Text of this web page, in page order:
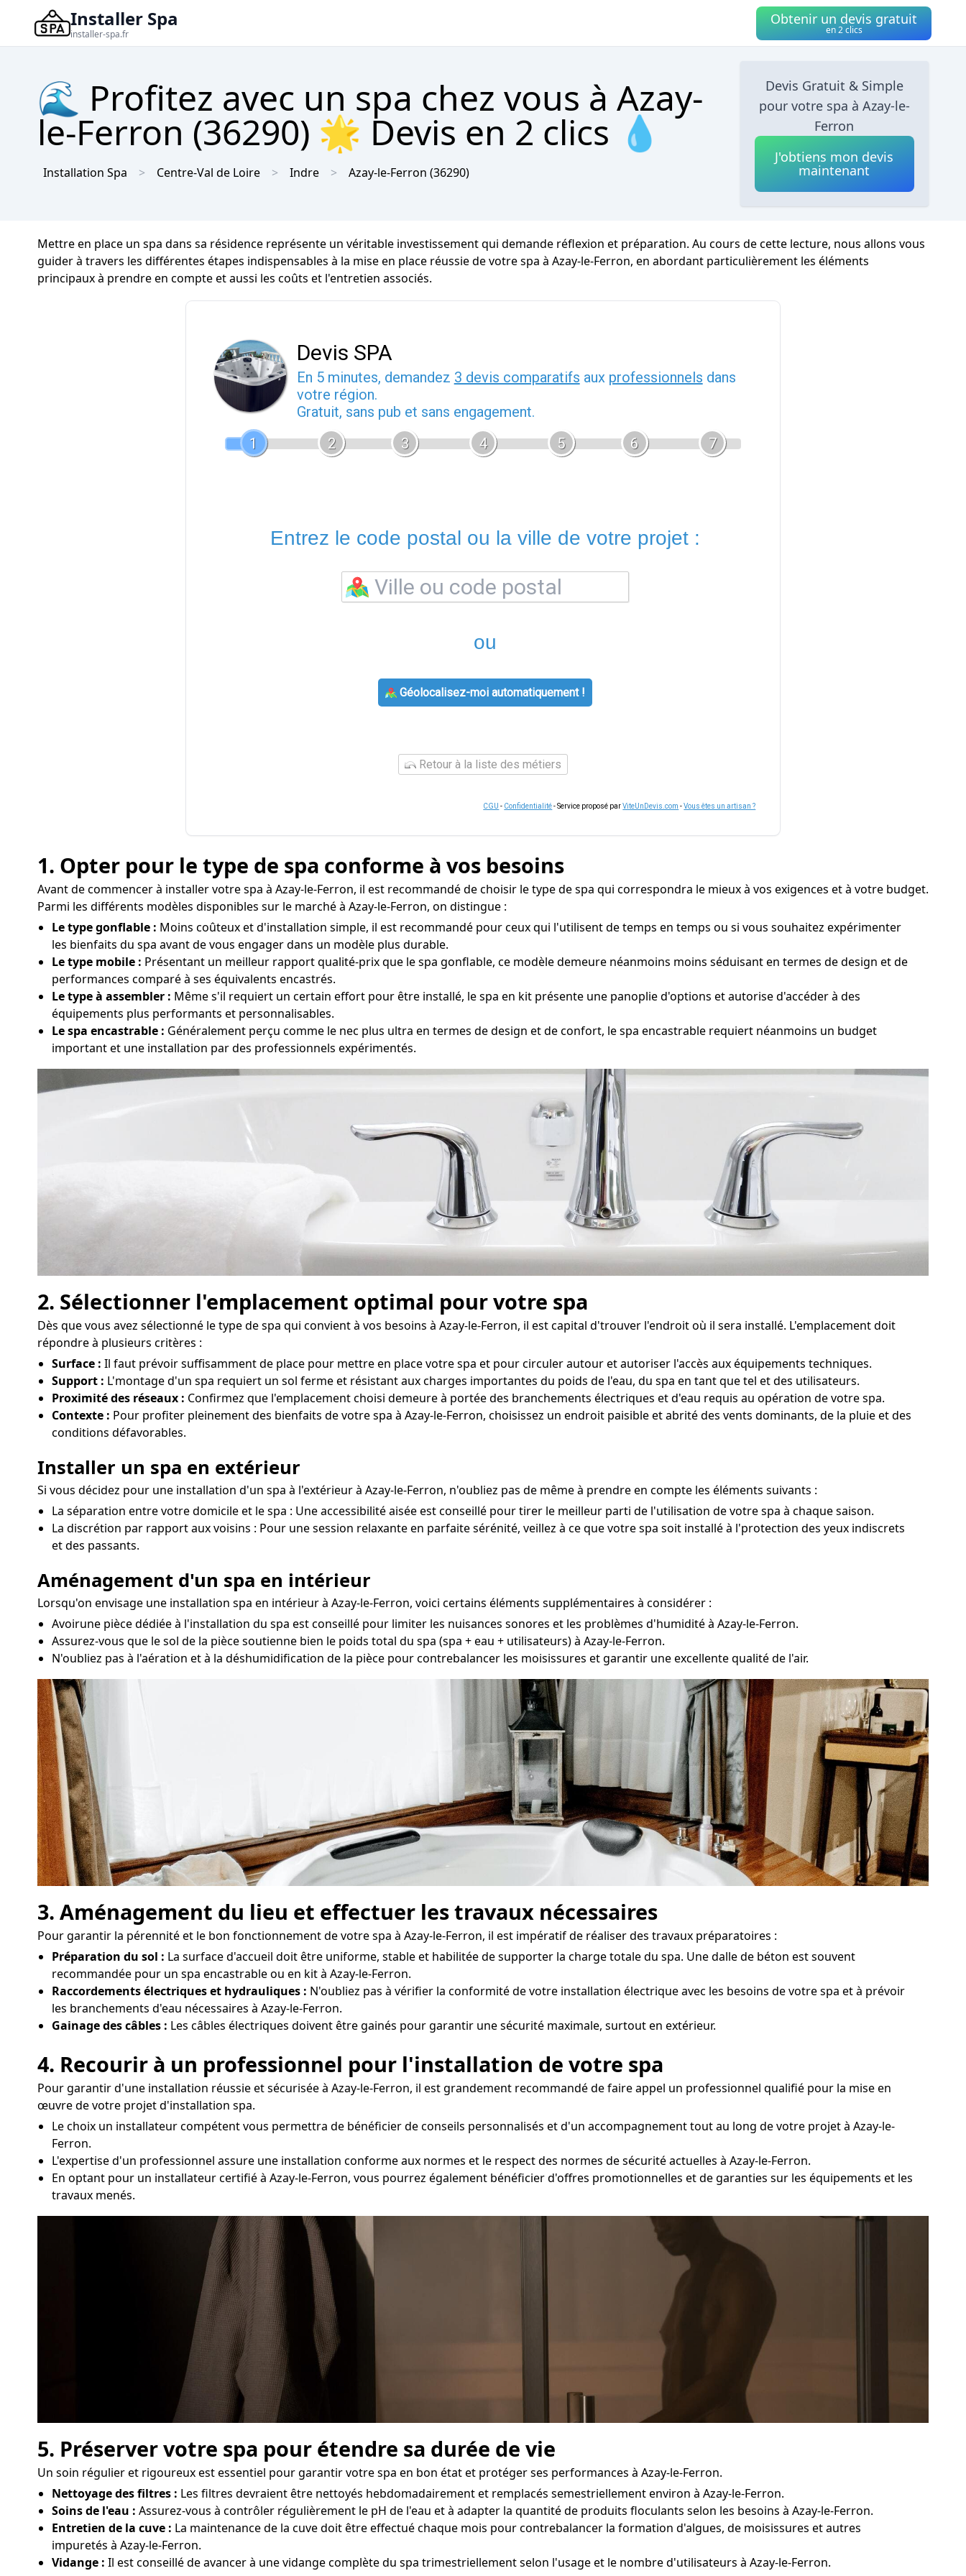
Installer Spa
installer-spa.fr
Obtenir un devis gratuit
en 2 clics
🌊 Profitez avec un spa chez vous à Azay-
le-Ferron (36290) 🌟 Devis en 2 clics 💧
Installation Spa Centre-Val de Loire Indre Azay-le-Ferron (36290)
Devis Gratuit & Simple
pour votre spa à Azay-le-
Ferron
J'obtiens mon devis
maintenant
Mettre en place un spa dans sa résidence représente un véritable investissement qui demande réflexion et préparation. Au cours de cette lecture, nous allons vous
guider à travers les différentes étapes indispensables à la mise en place réussie de votre spa à Azay-le-Ferron, en abordant particulièrement les éléments
principaux à prendre en compte et aussi les coûts et l'entretien associés.
Devis SPA
En 5 minutes, demandez 3 devis comparatifs aux professionnels dans
votre région.
Gratuit, sans pub et sans engagement.
1
2 3 4 5 6 7
Entrez le code postal ou la ville de votre projet :
ou
Géolocalisez-moi automatiquement !
Retour à la liste des métiers
CGU - Confidentialité- Service proposé parViteUnDevis.com -Vous êtes un artisan ?
1. Opter pour le type de spa conforme à vos besoins
Avant de commencer à installer votre spa à Azay-le-Ferron, il est recommandé de choisir le type de spa qui correspondra le mieux à vos exigences et à votre budget.
Parmi les différents modèles disponibles sur le marché à Azay-le-Ferron, on distingue :
Le type gonflable : Moins coûteux et d'installation simple, il est recommandé pour ceux qui l'utilisent de temps en temps ou si vous souhaitez expérimenter
les bienfaits du spa avant de vous engager dans un modèle plus durable.
Le type mobile : Présentant un meilleur rapport qualité-prix que le spa gonflable, ce modèle demeure néanmoins moins séduisant en termes de design et de
performances comparé à ses équivalents encastrés.
Le type à assembler : Même s'il requiert un certain effort pour être installé, le spa en kit présente une panoplie d'options et autorise d'accéder à des
équipements plus performants et personnalisables.
Le spa encastrable : Généralement perçu comme le nec plus ultra en termes de design et de confort, le spa encastrable requiert néanmoins un budget
important et une installation par des professionnels expérimentés.
2. Sélectionner l'emplacement optimal pour votre spa
Dès que vous avez sélectionné le type de spa qui convient à vos besoins à Azay-le-Ferron, il est capital d'trouver l'endroit où il sera installé. L'emplacement doit
répondre à plusieurs critères :
Surface : Il faut prévoir suffisamment de place pour mettre en place votre spa et pour circuler autour et autoriser l'accès aux équipements techniques.
Support : L'montage d'un spa requiert un sol ferme et résistant aux charges importantes du poids de l'eau, du spa en tant que tel et des utilisateurs.
Proximité des réseaux : Confirmez que l'emplacement choisi demeure à portée des branchements électriques et d'eau requis au opération de votre spa.
Contexte : Pour profiter pleinement des bienfaits de votre spa à Azay-le-Ferron, choisissez un endroit paisible et abrité des vents dominants, de la pluie et des
conditions défavorables.
Installer un spa en extérieur
Si vous décidez pour une installation d'un spa à l'extérieur à Azay-le-Ferron, n'oubliez pas de même à prendre en compte les éléments suivants :
La séparation entre votre domicile et le spa : Une accessibilité aisée est conseillé pour tirer le meilleur parti de l'utilisation de votre spa à chaque saison.
La discrétion par rapport aux voisins : Pour une session relaxante en parfaite sérénité, veillez à ce que votre spa soit installé à l'protection des yeux indiscrets
et des passants.
Aménagement d'un spa en intérieur
Lorsqu'on envisage une installation spa en intérieur à Azay-le-Ferron, voici certains éléments supplémentaires à considérer :
Avoirune pièce dédiée à l'installation du spa est conseillé pour limiter les nuisances sonores et les problèmes d'humidité à Azay-le-Ferron.
Assurez-vous que le sol de la pièce soutienne bien le poids total du spa (spa + eau + utilisateurs) à Azay-le-Ferron.
N'oubliez pas à l'aération et à la déshumidification de la pièce pour contrebalancer les moisissures et garantir une excellente qualité de l'air.
3. Aménagement du lieu et effectuer les travaux nécessaires
Pour garantir la pérennité et le bon fonctionnement de votre spa à Azay-le-Ferron, il est impératif de réaliser des travaux préparatoires :
Préparation du sol : La surface d'accueil doit être uniforme, stable et habilitée de supporter la charge totale du spa. Une dalle de béton est souvent
recommandée pour un spa encastrable ou en kit à Azay-le-Ferron.
Raccordements électriques et hydrauliques : N'oubliez pas à vérifier la conformité de votre installation électrique avec les besoins de votre spa et à prévoir
les branchements d'eau nécessaires à Azay-le-Ferron.
Gainage des câbles : Les câbles électriques doivent être gainés pour garantir une sécurité maximale, surtout en extérieur.
4. Recourir à un professionnel pour l'installation de votre spa
Pour garantir d'une installation réussie et sécurisée à Azay-le-Ferron, il est grandement recommandé de faire appel un professionnel qualifié pour la mise en
œuvre de votre projet d'installation spa.
Le choix un installateur compétent vous permettra de bénéficier de conseils personnalisés et d'un accompagnement tout au long de votre projet à Azay-le-
Ferron.
L'expertise d'un professionnel assure une installation conforme aux normes et le respect des normes de sécurité actuelles à Azay-le-Ferron.
En optant pour un installateur certifié à Azay-le-Ferron, vous pourrez également bénéficier d'offres promotionnelles et de garanties sur les équipements et les
travaux menés.
5. Préserver votre spa pour étendre sa durée de vie
Un soin régulier et rigoureux est essentiel pour garantir votre spa en bon état et protéger ses performances à Azay-le-Ferron.
Nettoyage des filtres : Les filtres devraient être nettoyés hebdomadairement et remplacés semestriellement environ à Azay-le-Ferron.
Soins de l'eau : Assurez-vous à contrôler régulièrement le pH de l'eau et à adapter la quantité de produits floculants selon les besoins à Azay-le-Ferron.
Entretien de la cuve : La maintenance de la cuve doit être effectué chaque mois pour contrebalancer la formation d'algues, de moisissures et autres
impuretés à Azay-le-Ferron.
Vidange : Il est conseillé de avancer à une vidange complète du spa trimestriellement selon l'usage et le nombre d'utilisateurs à Azay-le-Ferron.